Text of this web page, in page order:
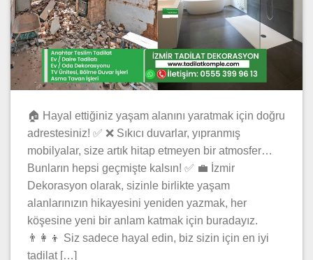
🏠 Hayal ettiğiniz yaşam alanını yaratmak için doğru
adrestesiniz! ✅ ❌ Sıkıcı duvarlar, yıpranmış
mobilyalar, size artık hitap etmeyen bir atmosfer…
Bunların hepsi geçmişte kalsın! ✅ 💼 İzmir
Dekorasyon olarak, sizinle birlikte yaşam
alanlarınızın hikayesini yeniden yazmak, her
köşesine yeni bir anlam katmak için buradayız.
👨‍👩‍👦 Siz sadece hayal edin, biz sizin için en iyi
tadilat […]